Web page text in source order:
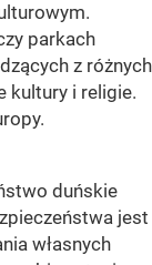
parkach
z różnych
kultury i religie.
duńskie
jest
własnych